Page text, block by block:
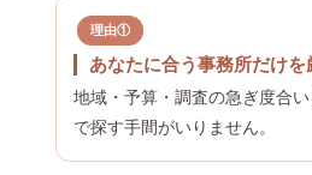
理由①
あなたに合う事務所だけを
地域・予算・調査の急ぎ度合い
で探す手間がいりません。